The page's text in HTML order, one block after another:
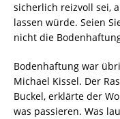
sicherlich reizvoll sei,
lassen würde. Seien
nicht die
Bodenhaftung war
Michael Kissel. Der
Buckel, erklärte der
was passieren. Was